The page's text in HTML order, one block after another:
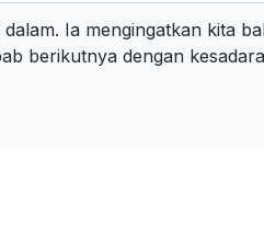
Ia mengingatkan kita
berikutnya dengan